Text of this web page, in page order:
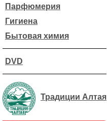
Парфюмерия
Гигиена
Бытовая химия
DVD
Традиции Алтая